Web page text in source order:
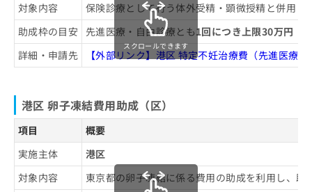
対象内容
保険診療として行う体外受精・顕微授精と併用
助成枠の目安
先進医療・自由診療とも1回につき上限30万円
詳細・申請先
【外部リンク】港区 特定不妊治療費（先進医療
スクロールできます
港区 卵子凍結費用助成（区）
項目
概要
実施主体
港区
対象内容
東京都の卵子凍結に係る費用の助成を利用し、